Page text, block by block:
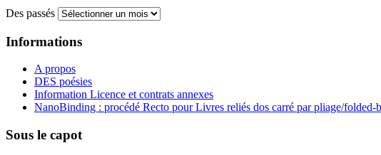
Des passés
Informations
A propos
DES poésies
Information Licence et contrats annexes
NanoBinding : procédé Recto pour Livres reliés dos carré par pliage/folded-
Sous le capot